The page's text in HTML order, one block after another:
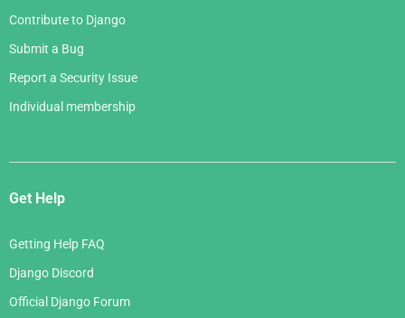
Contribute to Django
Submit a Bug
Report a Security Issue
Individual membership
Get Help
Getting Help FAQ
Django Discord
Official Django Forum